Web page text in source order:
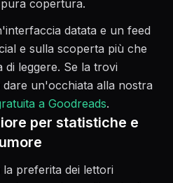
copertura.
datata e un feed
e sulla scoperta più che
di leggere. Se la trovi
un'occhiata alla nostra
a Goodreads.
per statistiche e
preferita dei lettori